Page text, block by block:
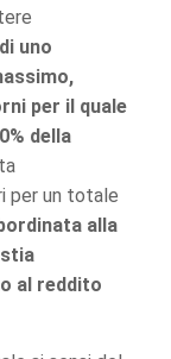
uno
per il quale
della
per un totale
alla
al reddito